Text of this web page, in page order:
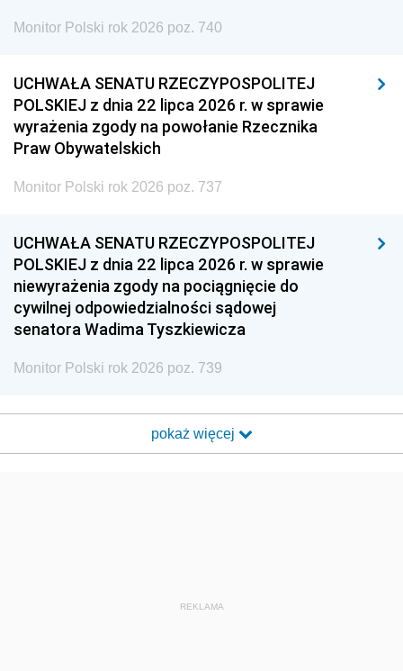
Monitor Polski rok 2026 poz. 740
UCHWAŁA SENATU RZECZYPOSPOLITEJ
POLSKIEJ z dnia 22 lipca 2026 r. w sprawie
wyrażenia zgody na powołanie Rzecznika
Praw Obywatelskich
Monitor Polski rok 2026 poz. 737
UCHWAŁA SENATU RZECZYPOSPOLITEJ
POLSKIEJ z dnia 22 lipca 2026 r. w sprawie
niewyrażenia zgody na pociągnięcie do
cywilnej odpowiedzialności sądowej
senatora Wadima Tyszkiewicza
Monitor Polski rok 2026 poz. 739
pokaż więcej
REKLAMA